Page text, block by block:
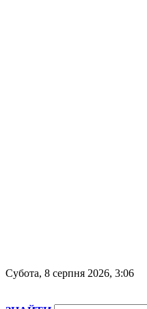
Субота, 8 серпня 2026, 3:06